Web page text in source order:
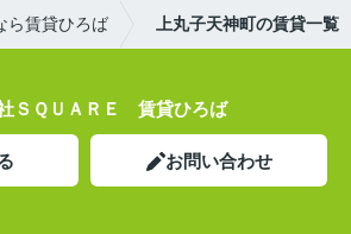
ら賃貸ひろば 上丸子天神町の賃貸一覧
ＳＱＵＡＲＥ 賃貸ひろば
お問い合わせ